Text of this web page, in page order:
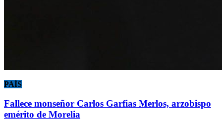
PAÍS
Fallece monseñor Carlos Garfias Merlos, arzobispo
emérito de Morelia